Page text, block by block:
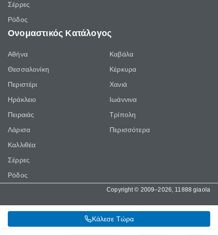
Κάλεσε Τώρα
Σέρρες
Ρόδος
Ονομαστικός Κατάλογος
Αθήνα
Θεσσαλονίκη
Περιστέρι
Ηράκλειο
Πειραιάς
Λάρισα
Καλλιθέα
Σέρρες
Ρόδος
Καβάλα
Κέρκυρα
Χανιά
Ιωάννινα
Τρίπολη
Περισσότερα
Copyright © 2009–2026, 11888 giaola